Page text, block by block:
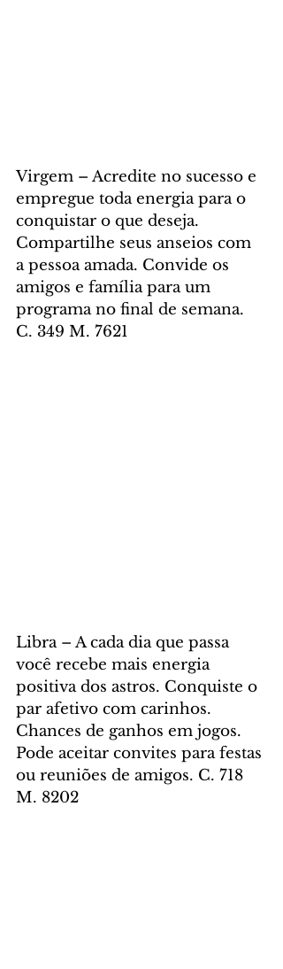
Virgem – Acredite no sucesso e
empregue toda energia para o
conquistar o que deseja.
Compartilhe seus anseios com
a pessoa amada. Convide os
amigos e família para um
programa no final de semana.
C. 349 M. 7621
Libra – A cada dia que passa
você recebe mais energia
positiva dos astros. Conquiste o
par afetivo com carinhos.
Chances de ganhos em jogos.
Pode aceitar convites para festas
ou reuniões de amigos. C. 718
M. 8202